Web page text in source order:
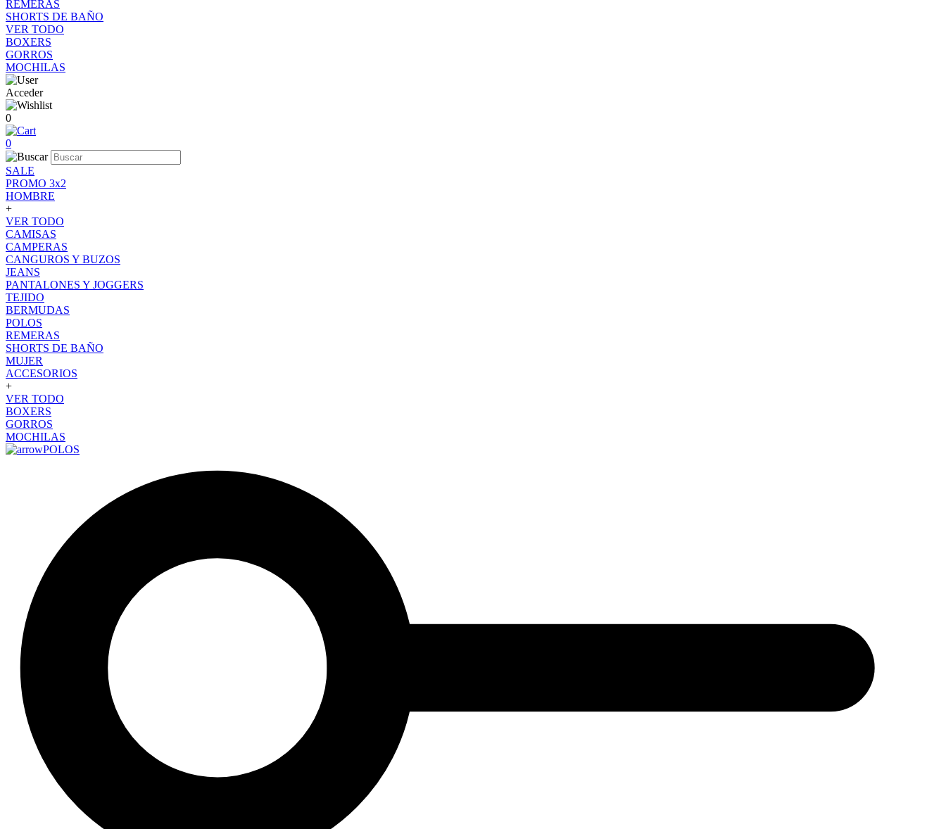
REMERAS
SHORTS DE BAÑO
VER TODO
BOXERS
GORROS
MOCHILAS
Acceder
0
0
SALE
PROMO 3x2
HOMBRE
+
VER TODO
CAMISAS
CAMPERAS
CANGUROS Y BUZOS
JEANS
PANTALONES Y JOGGERS
TEJIDO
BERMUDAS
POLOS
REMERAS
SHORTS DE BAÑO
MUJER
ACCESORIOS
+
VER TODO
BOXERS
GORROS
MOCHILAS
POLOS